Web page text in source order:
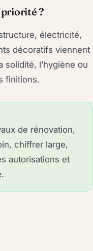
?
électricité,
décoratifs viennent
solidité, l’hygiène ou
finitions.
de rénovation,
chiffrer large,
autorisations et